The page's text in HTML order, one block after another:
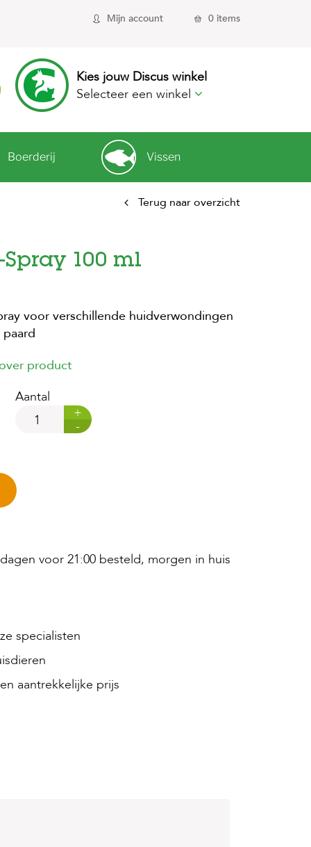
Mijn account 0 items
Kies jouw Discus winkel
Selecteer een winkel
Boerderij Vissen
Terug naar overzicht
Spray 100 ml
voor verschillende huidverwondingen
product
Aantal
+
-
voor 21:00 besteld, morgen in huis
specialisten
aantrekkelijke prijs